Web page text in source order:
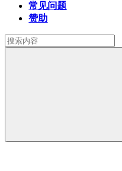
常见问题
赞助